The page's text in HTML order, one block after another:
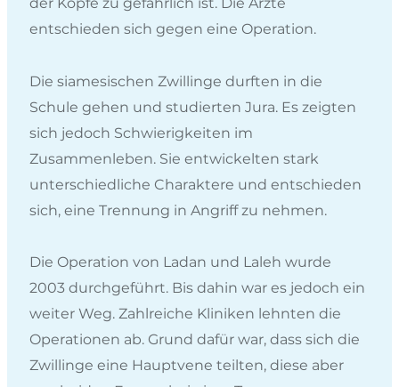
entschieden sich gegen eine Operation.
Die siamesischen Zwillinge durften in die
Schule gehen und studierten Jura. Es zeigten
sich jedoch Schwierigkeiten im
Zusammenleben. Sie entwickelten stark
unterschiedliche Charaktere und entschieden
sich, eine Trennung in Angriff zu nehmen.
Die Operation von Ladan und Laleh wurde
2003 durchgeführt. Bis dahin war es jedoch ein
weiter Weg. Zahlreiche Kliniken lehnten die
Operationen ab. Grund dafür war, dass sich die
Zwillinge eine Hauptvene teilten, diese aber